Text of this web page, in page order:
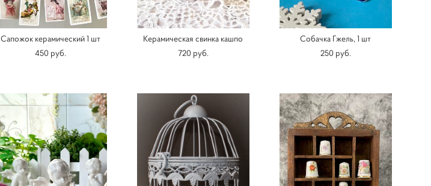
Сапожок керамический 1 шт
450 pуб.
Керамическая свинка кашпо
720 pуб.
Собачка Гжель, 1 шт
250 pуб.